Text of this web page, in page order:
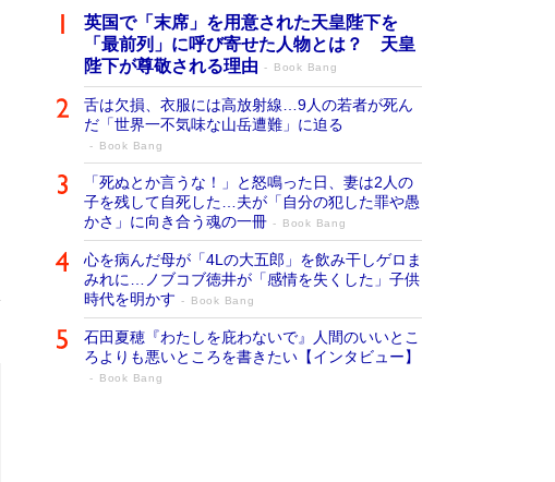
英国で「末席」を用意された天皇陛下を
「最前列」に呼び寄せた人物とは？ 天皇
陛下が尊敬される理由
Book Bang
舌は欠損、衣服には高放射線…9人の若者が死ん
だ「世界一不気味な山岳遭難」に迫る
Book Bang
「死ぬとか言うな！」と怒鳴った日、妻は2人の
子を残して自死した…夫が「自分の犯した罪や愚
かさ」に向き合う魂の一冊
Book Bang
心を病んだ母が「4Lの大五郎」を飲み干しゲロま
みれに…ノブコブ徳井が「感情を失くした」子供
時代を明かす
Book Bang
石田夏穂『わたしを庇わないで』人間のいいとこ
ろよりも悪いところを書きたい【インタビュー】
Book Bang